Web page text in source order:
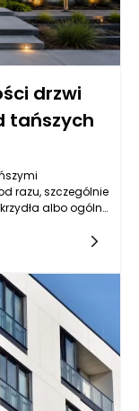
drzwi
tańszych
razu, szczególnie
albo ogólny
oraz
kuszą niższą
w zakresie
jakości okuć czy
wejściowe są
jednocześnie
zmianami
pracy materiału.
w dłuższej